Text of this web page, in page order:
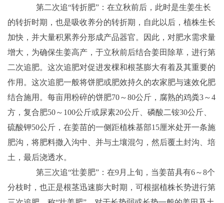
第二次追“转折肥”：在立秋前后，此时是生姜生长
的转折时期，也是吸收养分的转折期，自此以后，植株生长
加快，并大量积累养分形成产品器官。因此，对肥水需求量
增大，为确保生姜高产，于立秋前后结合姜田除草，进行第
二次追肥。这次追肥对促进发棵和根茎膨大有着及其重要的
作用。这次追肥一般将饼肥或肥效持久的农家肥与速效化肥
结合施用。每亩用粉碎的饼肥70～80公斤，腐熟的鸡粪3～4
方，复合肥50～100公斤或尿素20公斤、磷酸二铵30公斤、
硫酸钾50公斤，在姜苗的一侧距植株基部15厘米处开一条施
肥沟，将肥料撒入沟中、并与土壤混匀，然后覆土封沟、培
土，最后浇透水。
第三次追“壮姜肥”：在9月上旬，当姜苗具有6～8个
分枝时，也正是根茎迅速膨大时期，可根据植株长势进行第